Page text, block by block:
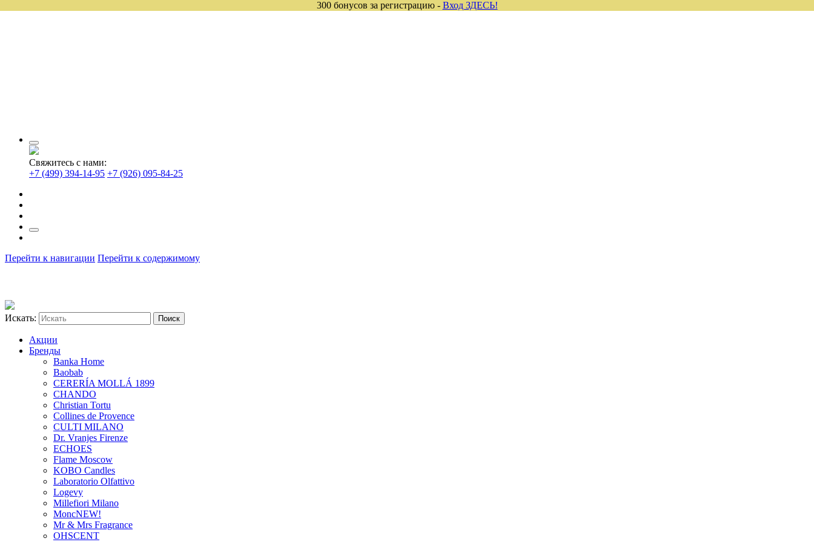
Свяжитесь с нами:
+7 (499) 394-14-95 +7 (926) 095-84-25
Перейти к навигации Перейти к содержимому
Искать:
Акции
Бренды
Banka Home
Baobab
CERERÍA MOLLÁ 1899
CHANDO
Christian Tortu
Collines de Provence
CULTI MILANO
Dr. Vranjes Firenze
ECHOES
Flame Moscow
KOBO Candles
Laboratorio Olfattivo
Logevy
Millefiori Milano
MoncNEW!
Mr & Mrs Fragrance
OHSCENT
300 бонусов за регистрацию - Вход ЗДЕСЬ!